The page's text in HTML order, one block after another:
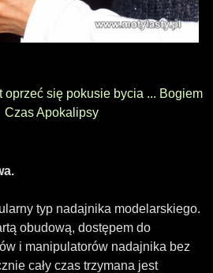
oprzeć się pokusie bycia ... Bogiem
Apokalipsy
typ nadajnika modelarskiego.
obudową, dostępem do
i manipulatorów nadajnika bez
cały czas trzymana jest